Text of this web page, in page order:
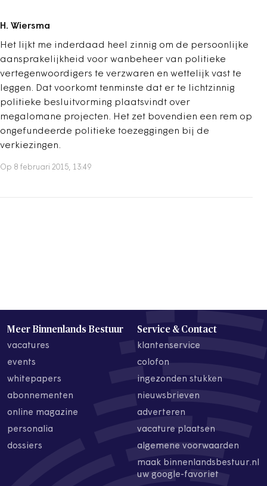
H. Wiersma
Het lijkt me inderdaad heel zinnig om de persoonlijke
aansprakelijkheid voor wanbeheer van politieke
vertegenwoordigers te verzwaren en wettelijk vast te
leggen. Dat voorkomt tenminste dat er te lichtzinnig
politieke besluitvorming plaatsvindt over
megalomane projecten. Het zet bovendien een rem op
ongefundeerde politieke toezeggingen bij de
verkiezingen.
Op 8 februari 2015, 13:49
Meer Binnenlands Bestuur
vacatures
events
whitepapers
abonnementen
online magazine
personalia
dossiers
Service & Contact
klantenservice
colofon
ingezonden stukken
nieuwsbrieven
adverteren
vacature plaatsen
algemene voorwaarden
maak binnenlandsbestuur.nl
uw google-favoriet